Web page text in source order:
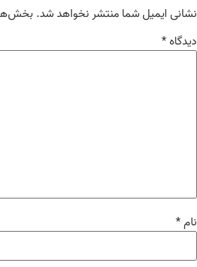
نشانی ایمیل شما منتشر نخواهد شد.
دیدگاه*
نام*